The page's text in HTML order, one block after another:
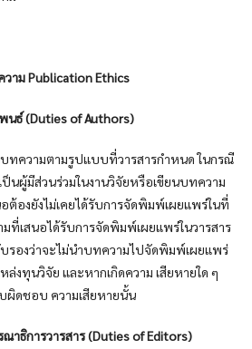
วามPublication Ethics
นธ์(Duties of Authors)
วามตามรูปแบบที่วารสารกำหนด ในกรณี
นผู้มีส่วนร่วมในงานวิจัยหรือเขียนบทความ
ต้องยังไม่เคยได้รับการจัดพิมพ์เผยแพร่ในที่
เสนอได้รับการจัดพิมพ์เผยแพร่ในวารสาร
รองว่าจะไม่นำบทความไปจัดพิมพ์เผยแพร่
ทุนวิจัย และหากเกิดความ เสียหายใด ๆ
ดชอบ ความเสียหายนั้น
ธิการวารสาร (Duties of Editors)